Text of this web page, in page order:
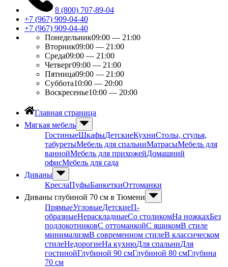
8 (800) 707-89-04
+7 (967) 909-04-40
+7 (967) 909-04-40
Понедельник09:00 — 21:00
Вторник09:00 — 21:00
Среда09:00 — 21:00
Четверг09:00 — 21:00
Пятница09:00 — 21:00
Суббота10:00 — 20:00
Воскресенье10:00 — 20:00
Главная страница
Мягкая мебель
ГостиныеШкафыДетскиеКухниСтолы, стулья,
табуретыМебель для спальниМатрасыМебель для
ваннойМебель для прихожейДомашний
офисМебель для сада
Диваны
КреслаПуфыБанкеткиОттоманки
Диваны глубиной 70 см в Тюмени
ПрямыеУгловыеДетскиеП-
образныеНераскладныеСо столикомНа ножкахБез
подлокотниковС оттоманкойС ящикомВ стиле
минимализмВ современном стилеВ классическом
стилеНедорогиеНа кухнюДля спальниДля
гостинойГлубиной 90 смГлубиной 80 смГлубина
70 см